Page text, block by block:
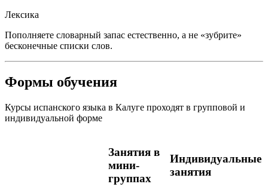
Лексика
Пополняете словарный запас естественно, а не «зубрите»
бесконечные списки слов.
Формы обучения
Курсы испанского языка в Калуге проходят в групповой и
индивидуальной форме
Занятия в
мини-
группах
Индивидуальные
занятия